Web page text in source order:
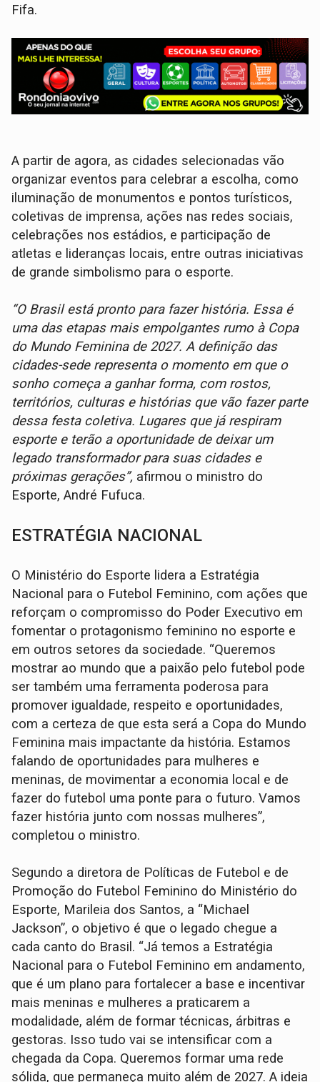
Fifa.
A partir de agora, as cidades selecionadas vão
organizar eventos para celebrar a escolha, como
iluminação de monumentos e pontos turísticos,
coletivas de imprensa, ações nas redes sociais,
celebrações nos estádios, e participação de
atletas e lideranças locais, entre outras iniciativas
de grande simbolismo para o esporte.
“O Brasil está pronto para fazer história. Essa é
uma das etapas mais empolgantes rumo à Copa
do Mundo Feminina de 2027. A definição das
cidades-sede representa o momento em que o
sonho começa a ganhar forma, com rostos,
territórios, culturas e histórias que vão fazer parte
dessa festa coletiva. Lugares que já respiram
esporte e terão a oportunidade de deixar um
legado transformador para suas cidades e
próximas gerações”, afirmou o ministro do
Esporte, André Fufuca.
ESTRATÉGIA NACIONAL
O Ministério do Esporte lidera a Estratégia
Nacional para o Futebol Feminino, com ações que
reforçam o compromisso do Poder Executivo em
fomentar o protagonismo feminino no esporte e
em outros setores da sociedade. “Queremos
mostrar ao mundo que a paixão pelo futebol pode
ser também uma ferramenta poderosa para
promover igualdade, respeito e oportunidades,
com a certeza de que esta será a Copa do Mundo
Feminina mais impactante da história. Estamos
falando de oportunidades para mulheres e
meninas, de movimentar a economia local e de
fazer do futebol uma ponte para o futuro. Vamos
fazer história junto com nossas mulheres”,
completou o ministro.
Segundo a diretora de Políticas de Futebol e de
Promoção do Futebol Feminino do Ministério do
Esporte, Marileia dos Santos, a “Michael
Jackson”, o objetivo é que o legado chegue a
cada canto do Brasil. “Já temos a Estratégia
Nacional para o Futebol Feminino em andamento,
que é um plano para fortalecer a base e incentivar
mais meninas e mulheres a praticarem a
modalidade, além de formar técnicas, árbitras e
gestoras. Isso tudo vai se intensificar com a
chegada da Copa. Queremos formar uma rede
sólida, que permaneça muito além de 2027. A ideia